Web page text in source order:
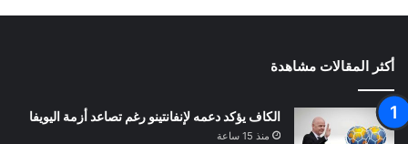
أكثر المقالات مشاهدة
الكاف يؤكد دعمه لإنفانتينو رغم تصاعد أزمة اليويفا
منذ 15 ساعة